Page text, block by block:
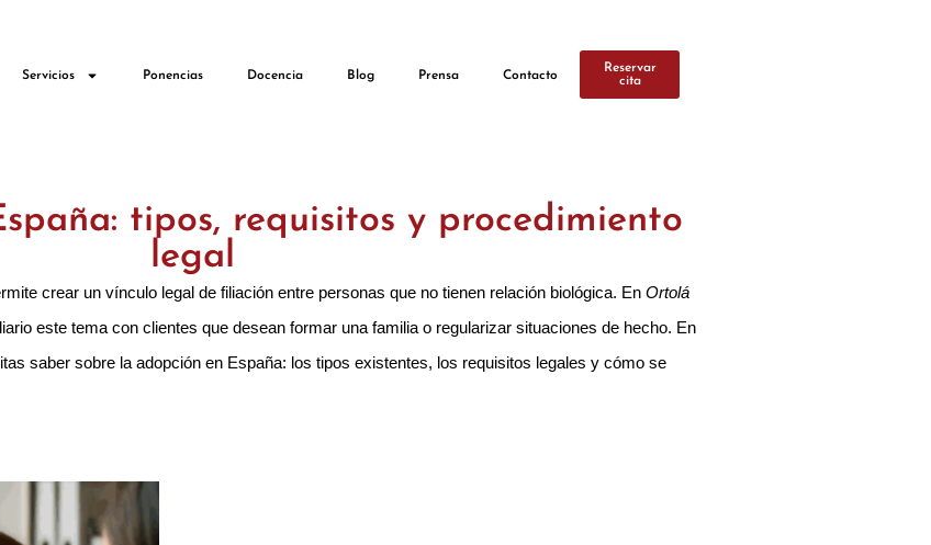
Servicios Ponencias Docencia Blog Prensa Contacto
Reservar
cita
tipos, requisitos y procedimiento
legal
crear un vínculo legal de filiación entre personas que no tienen relación biológica. En Ortolá
este tema con clientes que desean formar una familia o regularizar situaciones de hecho. En
saber sobre la adopción en España: los tipos existentes, los requisitos legales y cómo se